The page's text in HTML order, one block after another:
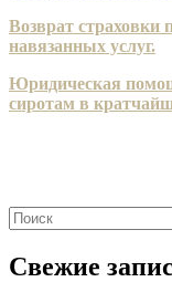
Возврат страховки
навязанных услуг.
Юридическая
сиротам в
Свежие